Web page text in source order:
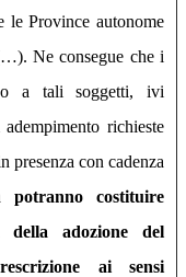
le Province autonome
Ne consegue che i
a tali soggetti, ivi
richieste
presenza con cadenza
potranno costituire
adozione del
ai sensi